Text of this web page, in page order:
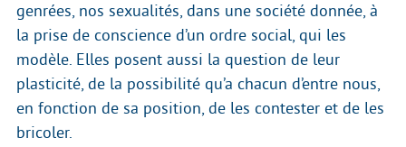
genrées, nos sexualités, dans une société donnée, à
la prise de conscience d’un ordre social, qui les
modèle. Elles posent aussi la question de leur
plasticité, de la possibilité qu’a chacun d’entre nous,
en fonction de sa position, de les contester et de les
bricoler.